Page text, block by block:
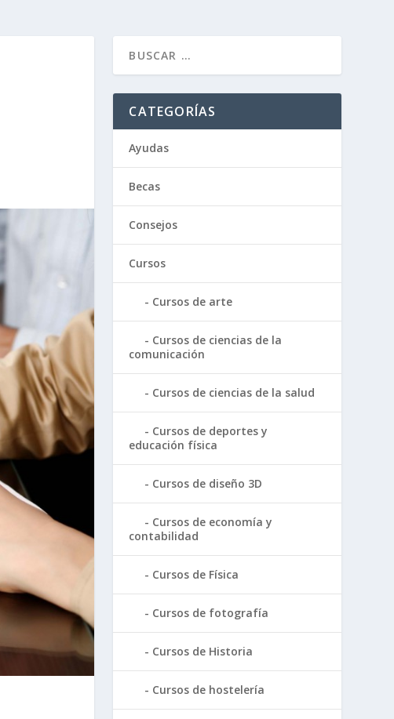
CATEGORÍAS
Ayudas
Becas
Consejos
Cursos
Cursos de arte
Cursos de ciencias de la
comunicación
Cursos de ciencias de la salud
Cursos de deportes y
educación física
Cursos de diseño 3D
Cursos de economía y
contabilidad
Cursos de Física
Cursos de fotografía
Cursos de Historia
Cursos de hostelería